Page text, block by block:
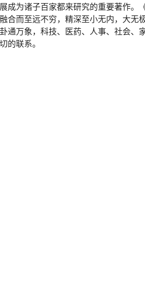
成为诸子百家都来研究的重要著作。
合而至远不穷，精深至小无内，大无
通万象，科技、医药、人事、社会、
的联系。